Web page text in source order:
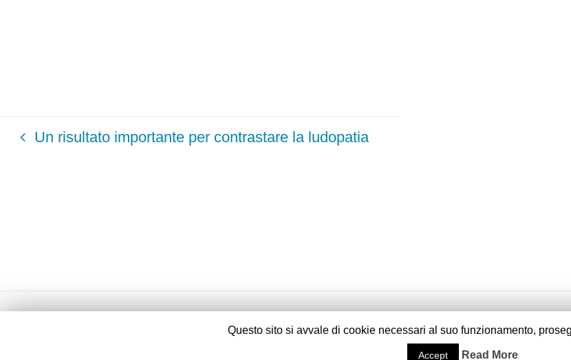
Un risultato importante per contrastare la ludopatia
Questo sito si avvale di cookie necessari al suo funzionamento,
Accept Read More